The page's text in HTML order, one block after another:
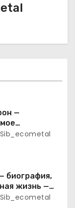
—
явление
Sib_ecometal
биография,
жизнь —
Sib_ecometal